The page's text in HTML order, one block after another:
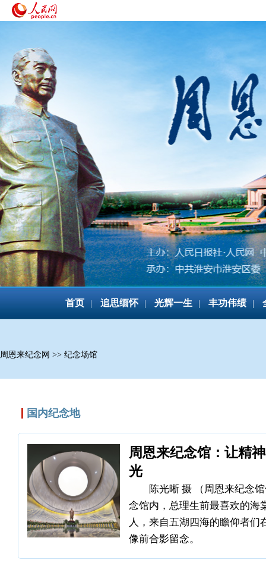
首页 追思缅怀 光辉一生 丰功伟绩
周恩来纪念网 >> 纪念场馆
国内纪念地
周恩来纪念馆：让精
光
陈光晰 摄 （周恩来纪念
念馆内，总理生前最喜欢的海
人，来自五湖四海的瞻仰者们
像前合影留念。